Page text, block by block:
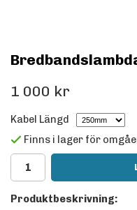
1 000 kr
Kabel Längd
Finns i lager för
Produktbeskrivning: